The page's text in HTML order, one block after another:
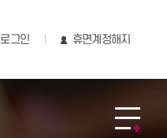
로그인 휴면계정해지